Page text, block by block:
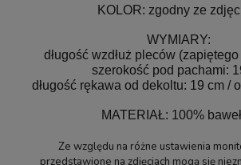
KOLOR: zgodny ze
WYMIARY:
długość wzdłuż pleców
szerokość pod pachami:
długość rękawa od dekoltu: 19 cm /
MATERIAŁ: 100%
Ze względu na różne ustawienia
przedstawione na zdjęciach mogą się